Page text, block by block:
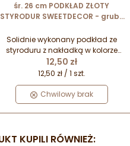
śr. 26 cm PODKŁAD ZŁOTY
STYRODUR SWEETDECOR - gruby
2.2 cm
Solidnie wykonany podkład ze
styroduru z nakładką w kolorze
złotym. Idealnie sprawdzi się do
transportu, przechowywania i
ekspozycji cięższych ciast i tortów.
Będzie również doskonałą
podstawą dla tortu piętrowego.
Cena
12,50 zł
12,50 zł / 1 szt.
Chwilowy brak
KUPILI RÓWNIEŻ: